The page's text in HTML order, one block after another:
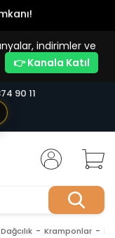
indirimler ve
👉 Kanala Katıl
90 11
Kramponlar